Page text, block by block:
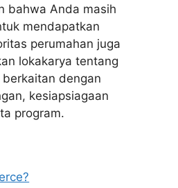
bahwa Anda masih
mendapatkan
perumahan juga
lokakarya tentang
dengan
kesiapsiagaan
program.